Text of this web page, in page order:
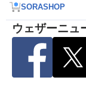
SORASHOP
ウェザーニュ